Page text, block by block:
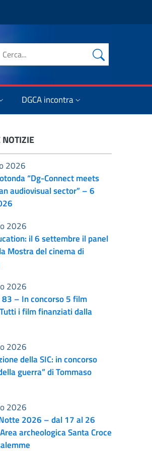
Cerca nel sito
DGCA incontra
“Dg-Connect meets
audiovisual sector” – 6
2026
il 6 settembre il panel
Mostra del cinema di
2026
83 – In concorso 5 film
i film finanziati dalla
2026
della SIC: in concorso
guerra” di Tommaso
2026
2026 – dal 17 al 26
archeologica Santa Croce
2026